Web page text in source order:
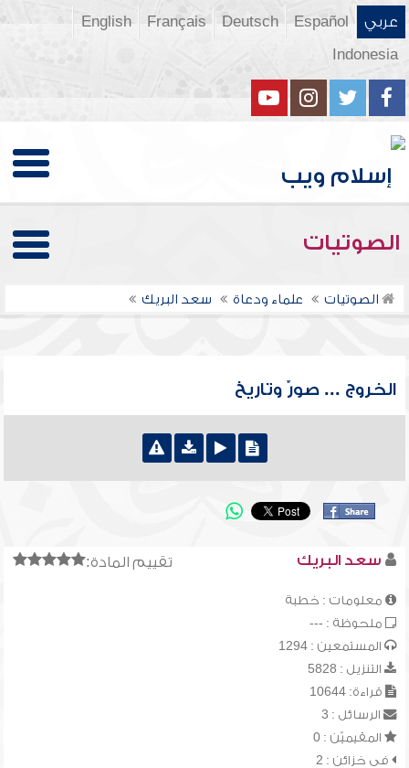
عربي Español
Deutsch
Français
English
Indonesia
الصوتيات
الصوتيات علماء ودعاة سعد البريك
الخروج ... صورٌ وتاريخ
تقييم المادة: سعد البريك
معلومات : خطبة
ملحوظة : ---
المستمعين : 1294
التنزيل : 5828
قراءة: 10644
الرسائل : 3
المقيميّن : 0
في خزائن : 2